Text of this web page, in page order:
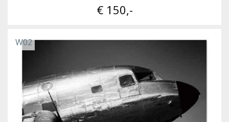
€ 150,-
W02